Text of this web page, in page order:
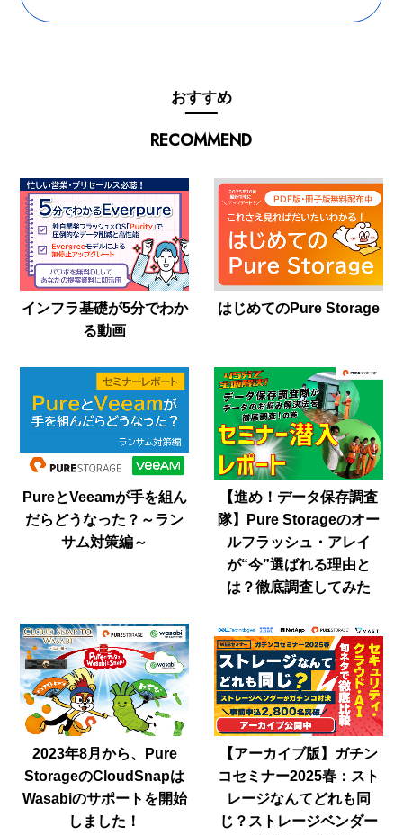
RECOMMEND
おすすめ
インフラ基礎が5分でわか
る動画
はじめてのPure Storage
PureとVeeamが手を組ん
だらどうなった？～ラン
サム対策編～
【進め！データ保存調査
隊】Pure Storageのオー
ルフラッシュ・アレイ
が“今”選ばれる理由と
は？徹底調査してみた
2023年8月から、Pure
StorageのCloudSnapは
Wasabiのサポートを開始
しました！
【アーカイブ版】ガチン
コセミナー2025春：スト
レージなんてどれも同
じ？ストレージベンダー